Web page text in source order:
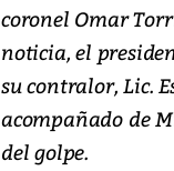
coronel Omar
noticia, el
su contralor, Lic.
acompañado de
del golpe.